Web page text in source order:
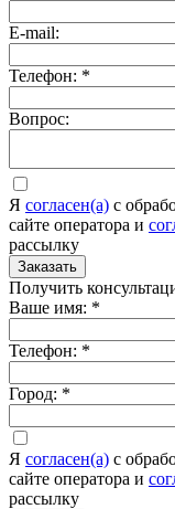
E-mail:
Телефон: *
Вопрос:
Я согласен(а) c
сайте оператора и
рассылку
Заказать
Получить
Ваше имя: *
Телефон: *
Город: *
Я согласен(а) c
сайте оператора и
рассылку